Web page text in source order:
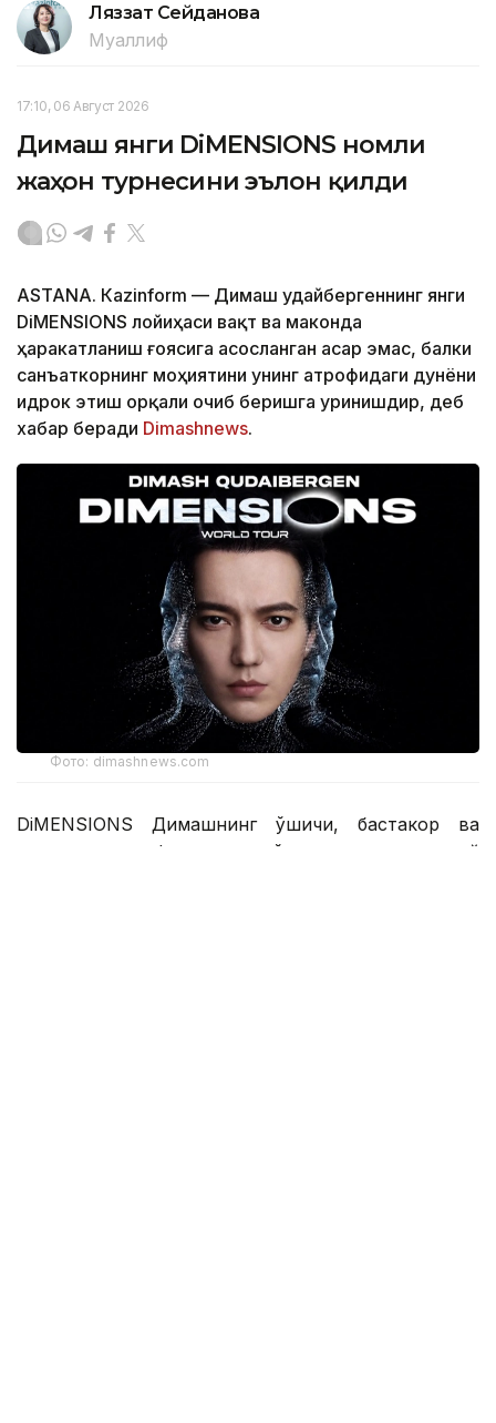
Ляззат Сейданова
Муаллиф
17:10, 06 Август 2026
Димаш янги DiMENSIONS номли
жаҳон турнесини эълон қилди
ASTANА. Кazinform — Димаш Қудайбергеннинг янги
DiMENSIONS лойиҳаси вақт ва маконда
ҳаракатланиш ғоясига асосланган асар эмас, балки
санъаткорнинг моҳиятини унинг атрофидаги дунёни
идрок этиш орқали очиб беришга уринишдир, деб
хабар беради Dimashnews.
Фото: dimashnews.com
DiMENSIONS Димашнинг қўшиқчи, бастакор ва
продюсер сифатидаги кўп қиррали ижодий